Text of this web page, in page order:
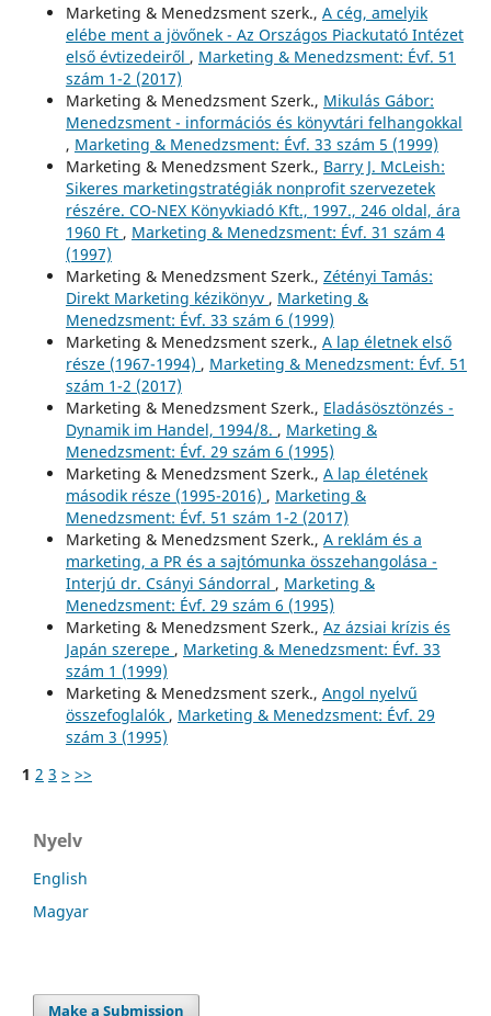
Marketing & Menedzsment szerk., A cég, amelyik
elébe ment a jövőnek - Az Országos Piackutató Intézet
első évtizedeiről , Marketing & Menedzsment: Évf. 51
szám 1-2 (2017)
Marketing & Menedzsment Szerk., Mikulás Gábor:
Menedzsment - információs és könyvtári felhangokkal
, Marketing & Menedzsment: Évf. 33 szám 5 (1999)
Marketing & Menedzsment Szerk., Barry J. McLeish:
Sikeres marketingstratégiák nonprofit szervezetek
részére. CO-NEX Könyvkiadó Kft., 1997., 246 oldal, ára
1960 Ft , Marketing & Menedzsment: Évf. 31 szám 4
(1997)
Marketing & Menedzsment Szerk., Zétényi Tamás:
Direkt Marketing kézikönyv , Marketing &
Menedzsment: Évf. 33 szám 6 (1999)
Marketing & Menedzsment szerk., A lap életnek első
része (1967-1994) , Marketing & Menedzsment: Évf. 51
szám 1-2 (2017)
Marketing & Menedzsment Szerk., Eladásösztönzés -
Dynamik im Handel, 1994/8. , Marketing &
Menedzsment: Évf. 29 szám 6 (1995)
Marketing & Menedzsment Szerk., A lap életének
második része (1995-2016) , Marketing &
Menedzsment: Évf. 51 szám 1-2 (2017)
Marketing & Menedzsment Szerk., A reklám és a
marketing, a PR és a sajtómunka összehangolása -
Interjú dr. Csányi Sándorral , Marketing &
Menedzsment: Évf. 29 szám 6 (1995)
Marketing & Menedzsment Szerk., Az ázsiai krízis és
Japán szerepe , Marketing & Menedzsment: Évf. 33
szám 1 (1999)
Marketing & Menedzsment szerk., Angol nyelvű
összefoglalók , Marketing & Menedzsment: Évf. 29
szám 3 (1995)
1 2 3 > >>
Nyelv
English
Magyar
Make a Submission